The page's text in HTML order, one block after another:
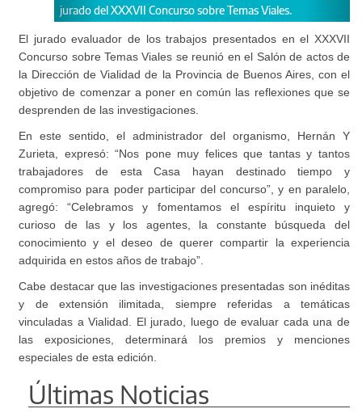
Concurso sobre Temas Viales.
determinará los premios
El jurado evaluador de los trabajos presentados en el XXXVII
Concurso sobre Temas Viales se reunió en el Salón de actos de
la Dirección de Vialidad de la Provincia de Buenos Aires, con el
objetivo de comenzar a poner en común las reflexiones que se
desprenden de las investigaciones.
En este sentido, el administrador del organismo, Hernán Y
Zurieta, expresó: “Nos pone muy felices que tantas y tantos
trabajadores de esta Casa hayan destinado tiempo y
compromiso para poder participar del concurso”, y en paralelo,
agregó: “Celebramos y fomentamos el espíritu inquieto y
curioso de las y los agentes, la constante búsqueda del
conocimiento y el deseo de querer compartir la experiencia
adquirida en estos años de trabajo”.
Cabe destacar que las investigaciones presentadas son inéditas
y de extensión ilimitada, siempre referidas a temáticas
vinculadas a Vialidad. El jurado, luego de evaluar cada una de
las exposiciones, determinará los premios y menciones
especiales de esta edición.
Últimas Noticias